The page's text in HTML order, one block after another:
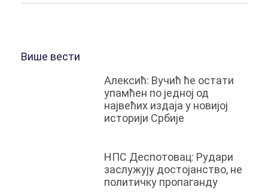
Више вести
Алексић: Вучић ће остати
упамћен по једној од
највећих издаја у новијој
историји Србије
НПС Деспотовац: Рудари
заслужују достојанство, не
политичку пропаганду